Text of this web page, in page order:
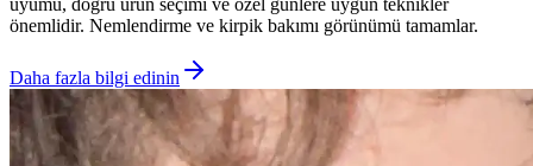
önemlidir. Nemlendirme ve kirpik bakımı görünümü tamamlar.
Daha fazla bilgi edinin